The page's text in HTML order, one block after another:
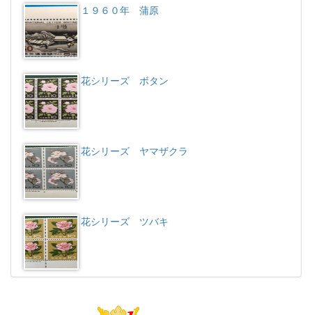
１９６０年 蒲原
花シリーズ ボタン
花シリーズ ヤマザクラ
花シリーズ ツバキ